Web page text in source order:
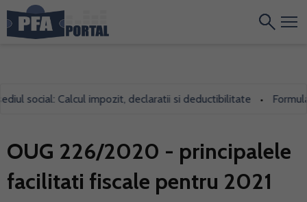
social: Calcul impozit, declaratii si deductibilitate •
OUG 226/2020 - principalele
facilitati fiscale pentru 2021